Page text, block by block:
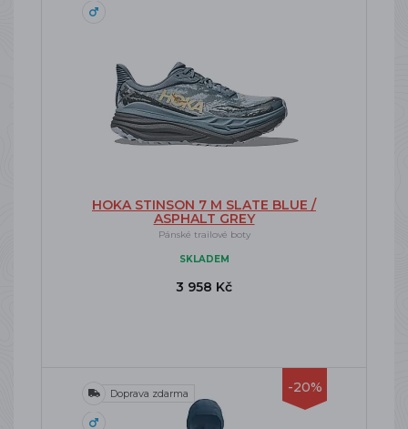
HOKA STINSON 7 M SLATE BLUE /
ASPHALT GREY
Pánské trailové boty
SKLADEM
3 958 Kč
-20%
Doprava zdarma